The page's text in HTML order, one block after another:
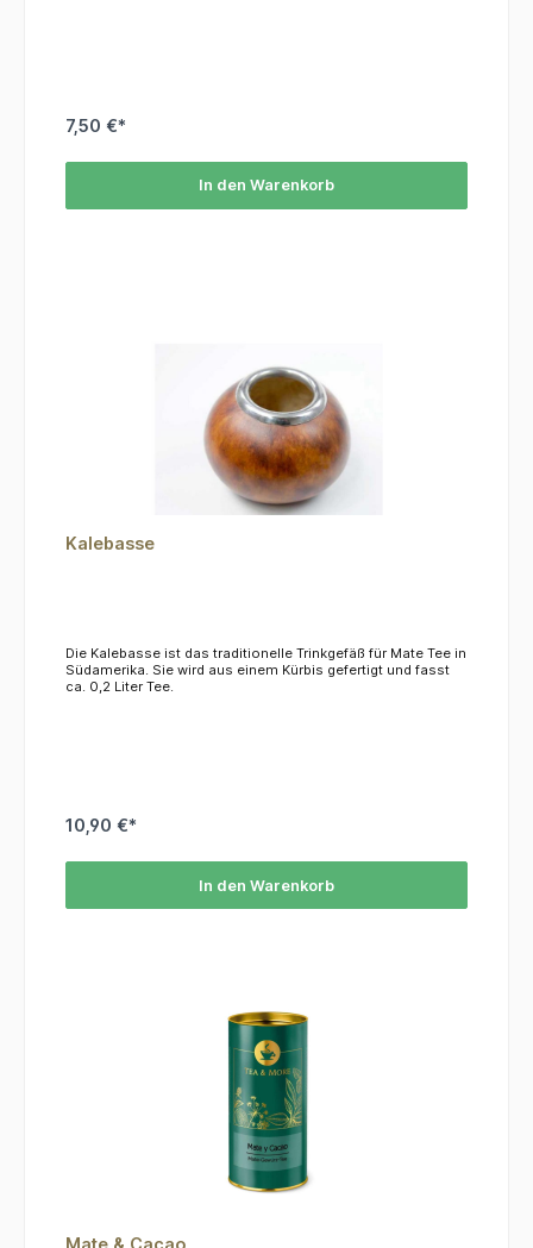
Kornblumenblüten*, Rosenblütenblätter* *aus kontrolliert
biologischem Anbau
7,50 €*
In den Warenkorb
Kalebasse
Die Kalebasse ist das traditionelle Trinkgefäß für Mate Tee in
Südamerika. Sie wird aus einem Kürbis gefertigt und fasst
ca. 0,2 Liter Tee.
10,90 €*
In den Warenkorb
Mate & Cacao